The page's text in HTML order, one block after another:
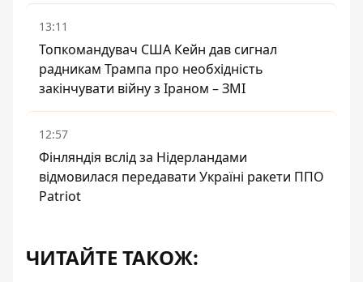
13:11
Топкомандувач США Кейн дав сигнал
радникам Трампа про необхідність
закінчувати війну з Іраном – ЗМІ
12:57
Фінляндія вслід за Нідерландами
відмовилася передавати Україні ракети ППО
Patriot
ЧИТАЙТЕ ТАКОЖ: